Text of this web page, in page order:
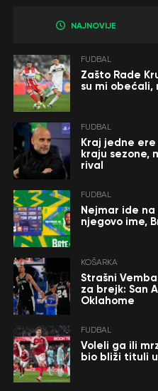
NAJNOVIJE
FUDBAL
Zašto Rade
su mi obećali,
FUDBAL
Kraj jedne
kraju sezone,
rival
FUDBAL
Nejmar ide
njegovo ime,
KOŠARKA
Strašni
za brejk: San
Oklahome
FUDBAL
Voleli ga ili
bio bliži tituli